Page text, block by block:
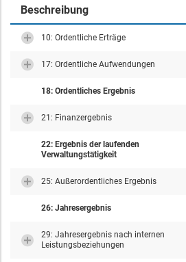
Beschreibung
10: Ordentliche Erträge
17: Ordentliche Aufwendungen
18: Ordentliches Ergebnis
21: Finanzergebnis
22: Ergebnis der laufenden
Verwaltungstätigkeit
25: Außerordentliches Ergebnis
26: Jahresergebnis
29: Jahresergebnis nach internen
Leistungsbeziehungen